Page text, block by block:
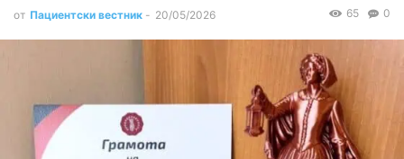
от Пациентски вестник - 20/05/2026 0
65